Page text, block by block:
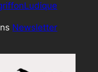
Newsletter